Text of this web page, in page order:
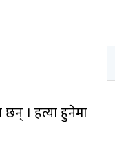
। हत्या हुनेमा